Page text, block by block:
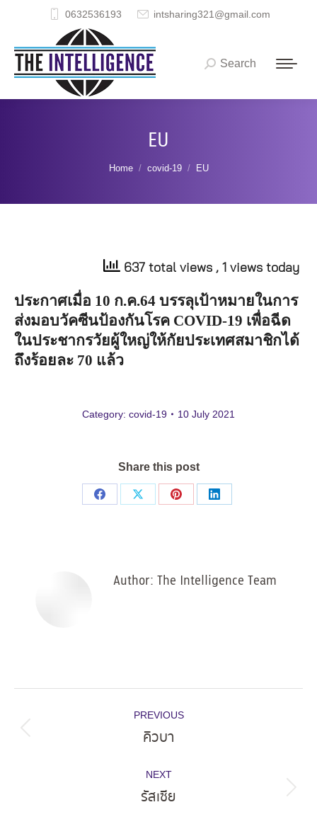
0632536193 intsharing321@gmail.com
Search:
Search
EU
You are here:
Home covid-19 EU
637 total views , 1 views today
ประกาศเมื่อ 10 ก.ค.64 บรรลุเป้าหมายในการ
ส่งมอบวัคซีนป้องกันโรค COVID-19 เพื่อฉีด
ในประชากรวัยผู้ใหญ่ให้กัยประเทศสมาชิกได้
ถึงร้อยละ 70 แล้ว
Category: covid-19 10 July 2021
Share this post
Share
Share
Share
Share
Author: The Intelligence Team
navigation
PREVIOUS
Previous
คิวบา
NEXT
Next
รัสเซีย